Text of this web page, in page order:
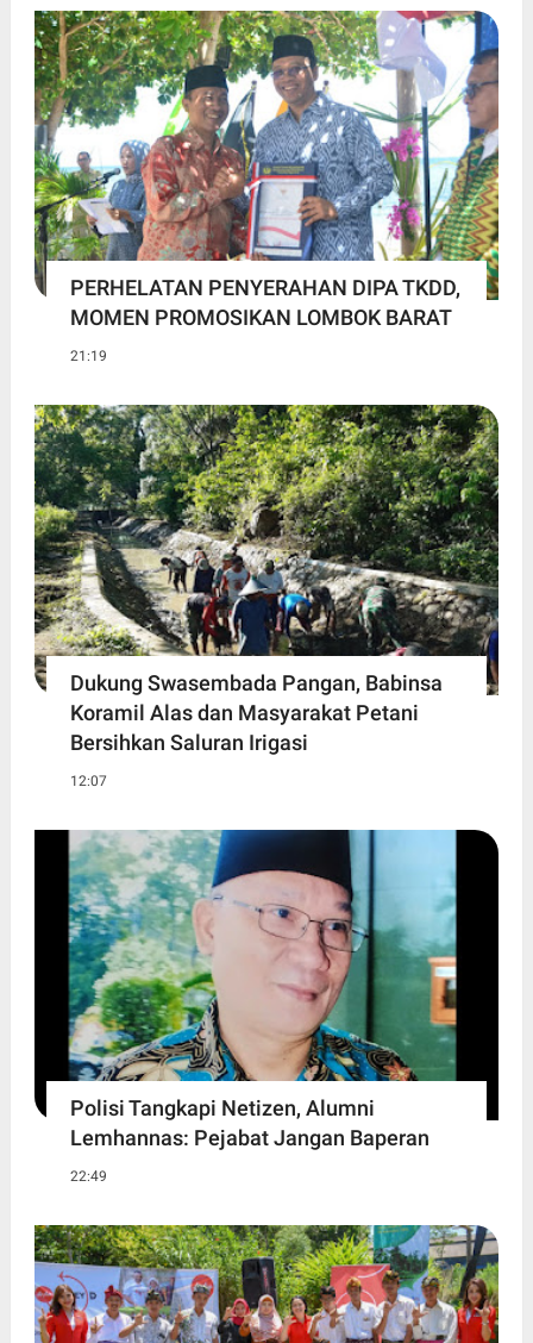
PERHELATAN PENYERAHAN DIPA TKDD,
MOMEN PROMOSIKAN LOMBOK BARAT
21:19
Dukung Swasembada Pangan, Babinsa
Koramil Alas dan Masyarakat Petani
Bersihkan Saluran Irigasi
12:07
Polisi Tangkapi Netizen, Alumni
Lemhannas: Pejabat Jangan Baperan
22:49